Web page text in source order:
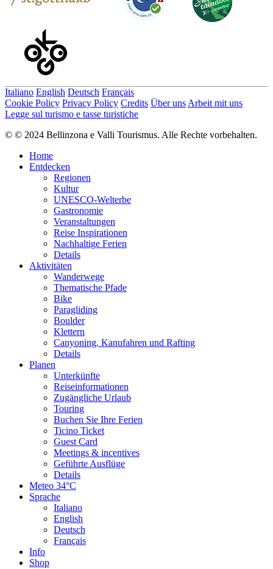
Italiano English Deutsch Français
Cookie Policy Privacy Policy Credits Über uns Arbeit mit uns
Legge sul turismo e tasse turistiche
© © 2024 Bellinzona e Valli Tourismus. Alle Rechte vorbehalten.
Home
Entdecken
Regionen
Kultur
UNESCO-Welterbe
Gastronomie
Veranstaltungen
Reise Inspirationen
Nachhaltige Ferien
Details
Aktivitäten
Wanderwege
Thematische Pfade
Bike
Paragliding
Boulder
Klettern
Canyoning, Kanufahren und Rafting
Details
Planen
Unterkünfte
Reiseinformationen
Zugängliche Urlaub
Touring
Buchen Sie Ihre Ferien
Ticino Ticket
Guest Card
Meetings & incentives
Geführte Ausflüge
Details
Meteo 34°C
Sprache
Italiano
English
Deutsch
Français
Info
Shop